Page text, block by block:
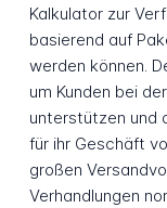
Kalkulator zur
basierend auf
werden können.
um Kunden bei
unterstützen und
für ihr Geschäft
großen
Verhandlungen